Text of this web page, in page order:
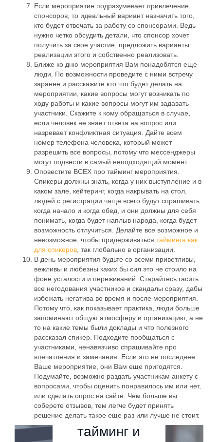
Если мероприятие подразумевает привлечение
спонсоров, то идеальный вариант назначить того,
кто будет отвечать за работу со спонсорами. Ведь
нужно четко обсудить детали, что спонсор хочет
получить за свое участие, предложить варианты
реализации этого и собственно реализовать.
Ближе ко дню мероприятия Вам понадобятся еще
люди. По возможности проведите с ними встречу
заранее и расскажите кто что будет делать на
мероприятии, какие вопросы могут возникать по
ходу работы и какие вопросы могут им задавать
участники. Скажите к кому обращаться в случае,
если человек не знает ответа на вопрос или
назревает конфликтная ситуация. Дайте всем
номер телефона человека, который может
разрешить все вопросы, потому что мессенджеры
могут подвести в самый неподходящий момент.
Оповестите ВСЕХ про тайминг мероприятия.
Спикеры должны знать, когда у них выступление и в
каком зале, кейтеринг, когда накрывать на стол,
людей с регистрации чаще всего будут спрашивать
когда начало и когда обед, и они должны для себя
понимать, когда будет наплыв народа, когда будет
возможность отлучиться. Делайте все возможное и
невозможное, чтобы придерживаться тайминга как
для спикеров , так глобально в организации.
В день мероприятия будьте со всеми приветливы,
вежливы и любезны каких бы сил это не стоило на
фоне усталости и переживаний. Старайтесь гасить
все негодования участников и скандалы сразу, дабы
избежать негатива во время и после мероприятия.
Потому что, как показывает практика, люди больше
запоминают общую атмосферу и организацию, а не
то на какие темы были доклады и что полезного
рассказал спикер. Подходите пообщаться с
участниками, ненавязчиво спрашивайте про
впечатления и замечания. Если это не последнее
Ваше мероприятие, они Вам еще пригодятся.
Подумайте, возможно раздать участникам анкету с
вопросами, чтобы оценить понравилось им или нет,
или сделать опрос на сайте. Чем больше вы
соберете отзывов, тем легче будет принять
решение делать такое еще раз или лучше не стоит.
Организаторам
Помощь в
проведении
Как
привлека
ть
спонсоро
в и
партнеро
Networking
Организаторам
Помощь в
проведении
ивента
Как
создать
программ
у
мероприя
тия:
эффектив
ный
тайминг и
Организаторам
Продвижение
ивента
Регистрация и
продажа
билетов
15
инструме
нтов
увеличен
ия
продаж
Check-in
Организаторам
Помощь в
проведении
ивента
Регистрация и
продажа
билетов
Как
сгенерир
овать
билеты с
QR
кодами
Организаторам
Регистрация и
продажа
Как
создать
эффектив
ную
форму
регистра
ции
участнико